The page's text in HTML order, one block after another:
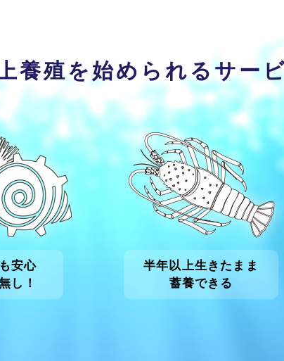
養殖を始められるサー
安心
し！
半年以上生きたまま
蓄養できる